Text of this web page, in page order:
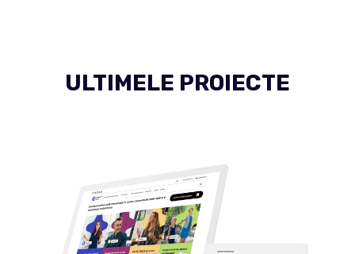
ULTIMELE PROIECTE